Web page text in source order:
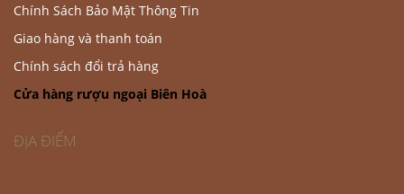
Chính Sách Bảo Mật Thông Tin
Giao hàng và thanh toán
Chính sách đổi trả hàng
Cửa hàng rượu ngoại Biên Hoà
ĐỊA ĐIỂM